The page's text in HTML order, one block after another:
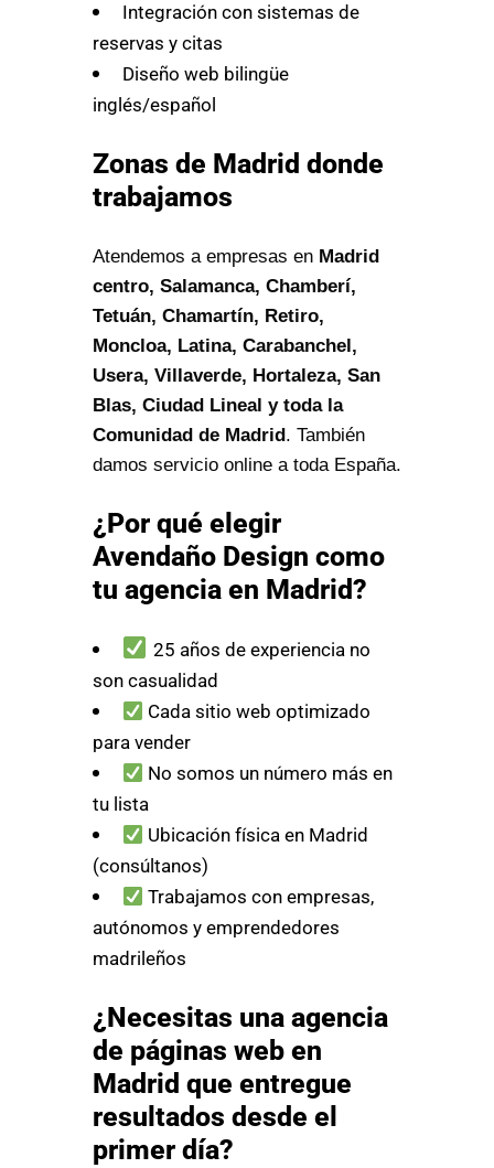
Integración con sistemas de
reservas y citas
Diseño web bilingüe
inglés/español
Zonas de Madrid donde
trabajamos
Atendemos a empresas en Madrid
centro, Salamanca, Chamberí,
Tetuán, Chamartín, Retiro,
Moncloa, Latina, Carabanchel,
Usera, Villaverde, Hortaleza, San
Blas, Ciudad Lineal y toda la
Comunidad de Madrid. También
damos servicio online a toda España.
¿Por qué elegir
Avendaño Design como
tu agencia en Madrid?
25 años de experiencia no
son casualidad
Cada sitio web optimizado
para vender
No somos un número más en
tu lista
Ubicación física en Madrid
(consúltanos)
Trabajamos con empresas,
autónomos y emprendedores
madrileños
¿Necesitas una agencia
de páginas web en
Madrid que entregue
resultados desde el
primer día?